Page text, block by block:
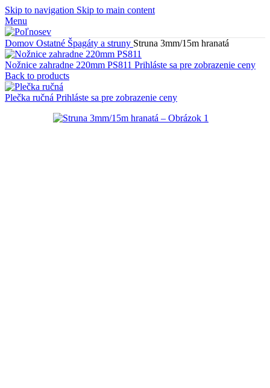
Skip to navigation Skip to main content
Menu
Domov Ostatné Špagáty a struny Struna 3mm/15m hranatá
Nožnice zahradne 220mm PS811 Prihláste sa pre zobrazenie ceny
Back to products
Plečka ručná Prihláste sa pre zobrazenie ceny